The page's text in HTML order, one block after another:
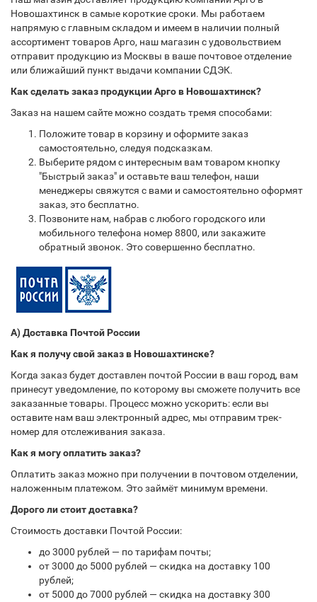
Новошахтинск в самые короткие сроки. Мы работаем
напрямую с главным складом и имеем в наличии полный
ассортимент товаров Арго, наш магазин с удовольствием
отправит продукцию из Москвы в ваше почтовое отделение
или ближайший пункт выдачи компании СДЭК.
Как сделать заказ продукции Арго в Новошахтинск?
Заказ на нашем сайте можно создать тремя способами:
Положите товар в корзину и оформите заказ
самостоятельно, следуя подсказкам.
Выберите рядом с интересным вам товаром кнопку
"Быстрый заказ" и оставьте ваш телефон, наши
менеджеры свяжутся с вами и самостоятельно оформят
заказ, это бесплатно.
Позвоните нам, набрав с любого городского или
мобильного телефона номер 8800, или закажите
обратный звонок. Это совершенно бесплатно.
А) Доставка Почтой России
Как я получу свой заказ в Новошахтинске?
Когда заказ будет доставлен почтой России в ваш город, вам
принесут уведомление, по которому вы сможете получить все
заказанные товары. Процесс можно ускорить: если вы
оставите нам ваш электронный адрес, мы отправим трек-
номер для отслеживания заказа.
Как я могу оплатить заказ?
Оплатить заказ можно при получении в почтовом отделении,
наложенным платежом. Это займёт минимум времени.
Дорого ли стоит доставка?
Стоимость доставки Почтой России:
до 3000 рублей — по тарифам почты;
от 3000 до 5000 рублей — скидка на доставку 100
рублей;
от 5000 до 7000 рублей — скидка на доставку 300